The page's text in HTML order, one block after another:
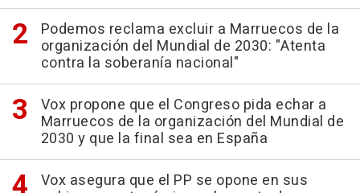
Podemos reclama excluir a Marruecos de la
organización del Mundial de 2030: "Atenta
contra la soberanía nacional"
Vox propone que el Congreso pida echar a
Marruecos de la organización del Mundial de
2030 y que la final sea en España
Vox asegura que el PP se opone en sus